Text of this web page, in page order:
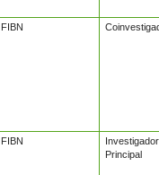
FIBN
FIBN
Investigador
Principal